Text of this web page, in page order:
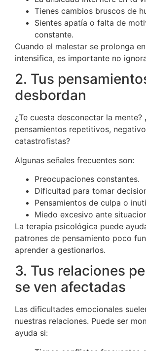
Tienes cambios bruscos de
Sientes apatía o falta de
constante.
Cuando el malestar se prolonga
intensifica, es importante no
2. Tus
desbordan
¿Te cuesta desconectar la mente?
pensamientos repetitivos,
catastrofistas?
Algunas señales frecuentes son:
Preocupaciones constantes.
Dificultad para tomar
Pensamientos de culpa o
Miedo excesivo ante
La terapia psicológica puede
patrones de pensamiento poco
aprender a gestionarlos.
3. Tus relaciones
se ven afectadas
Las dificultades emocionales
nuestras relaciones. Puede ser
ayuda si: